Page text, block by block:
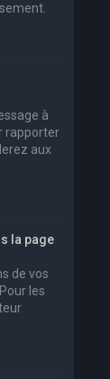
à
rapporter
aux
la page
de vos
les